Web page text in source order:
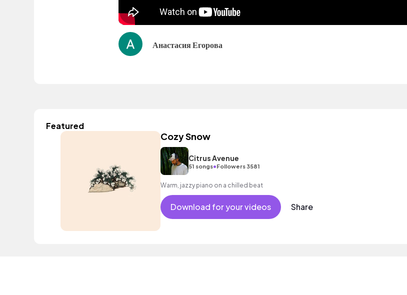
Анастасия Егорова
Featured
Cozy Snow
Citrus Avenue
51 songs•Followers 3581
Warm, jazzy piano on a chilled beat
Download for your videos Share